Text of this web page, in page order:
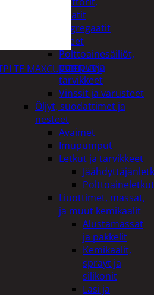
aggregaatit
Aggregaatit
Lisälaitteet
Polttoainesäiliöt,
pumput ja
tarvikkeet
Vinssit ja varusteet
Öljyt, suodattimet ja
nesteet
Avaimet
Imupumput
Letkut ja tarvikkeet
Polttoaineletkut
Liuottimet, massat,
ja muut kemikaalit
Alustamassat
ja pakkelit
Kemikaalit,
sprayt ja
silikonit
Lasi ja
TE MAXCUT TEFLON